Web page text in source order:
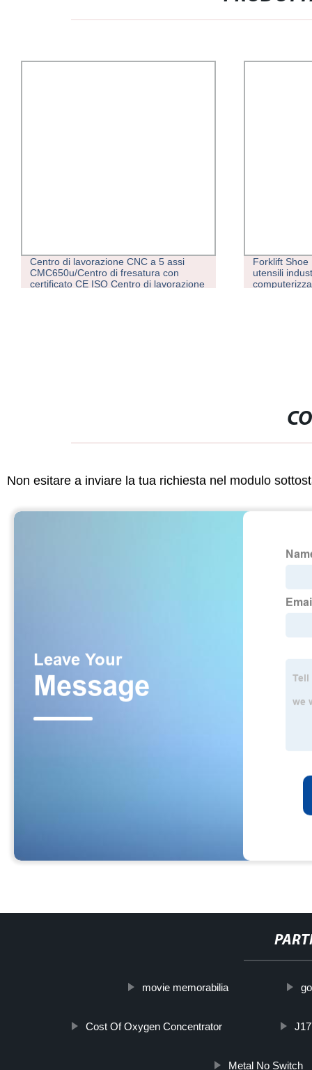
Centro di lavorazione CNC a 5 assi
CMC650u/Centro di fresatura con
certificato CE ISO Centro di lavorazione
Forklift
utensili
Non esitare a inviare la tua richiesta nel modulo
movie memorabilia
Cost Of Oxygen Concentrator
Metal No Switch